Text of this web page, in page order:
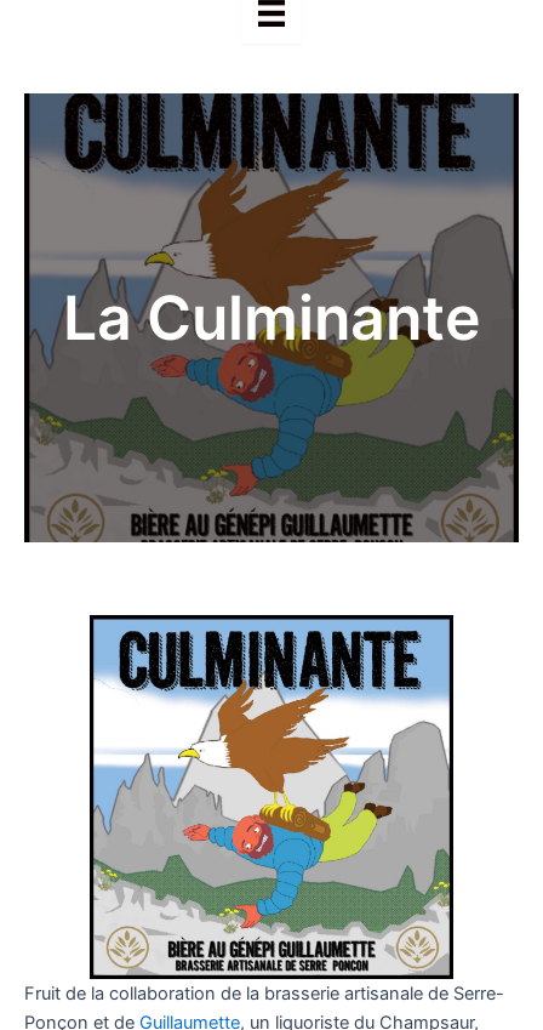
La Culminante
Fruit de la collaboration de la brasserie artisanale de Serre-
Ponçon et de Guillaumette, un liquoriste du Champsaur,